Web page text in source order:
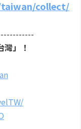
collect/
」！